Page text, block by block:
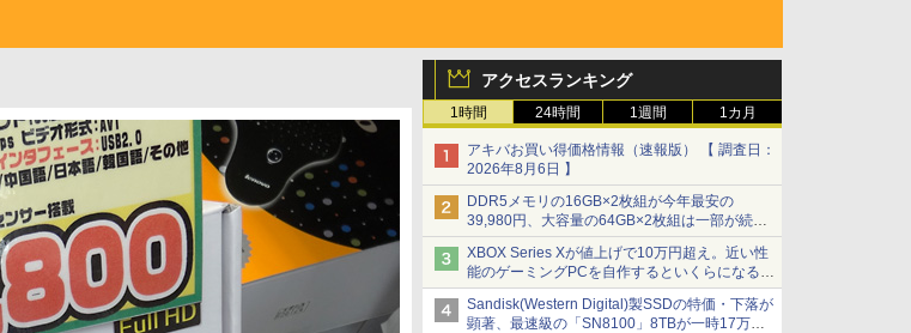
アクセスランキング
1時間 24時間 1週間 1カ月
アキバお買い得価格情報（速報版） 【 調査日：
2026年8月6日 】
DDR5メモリの16GB×2枚組が今年最安の
39,980円、大容量の64GB×2枚組は一部が続騰
[8月前半のメモリ価格]
XBOX Series Xが値上げで10万円超え。近い性
能のゲーミングPCを自作するといくらになる？
【石田賀津男の『酒の肴にPCゲーム』】
Sandisk(Western Digital)製SSDの特価・下落が
顕著、最速級の「SN8100」8TBが一時17万円